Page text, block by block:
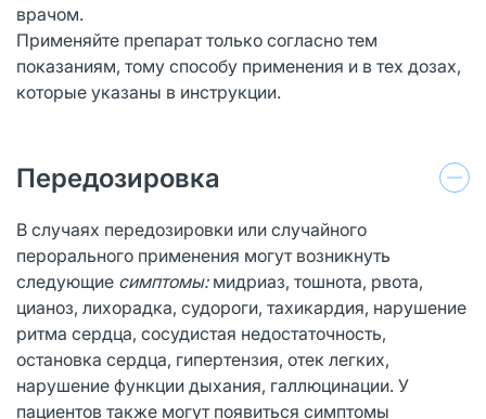
врачом.
Применяйте препарат только согласно тем
показаниям, тому способу применения и в тех дозах,
которые указаны в инструкции.
Передозировка
В случаях передозировки или случайного
перорального применения могут возникнуть
следующие симптомы:мидриаз, тошнота, рвота,
цианоз, лихорадка, судороги, тахикардия, нарушение
ритма сердца, сосудистая недостаточность,
остановка сердца, гипертензия, отек легких,
нарушение функции дыхания, галлюцинации. У
пациентов также могут появиться симптомы